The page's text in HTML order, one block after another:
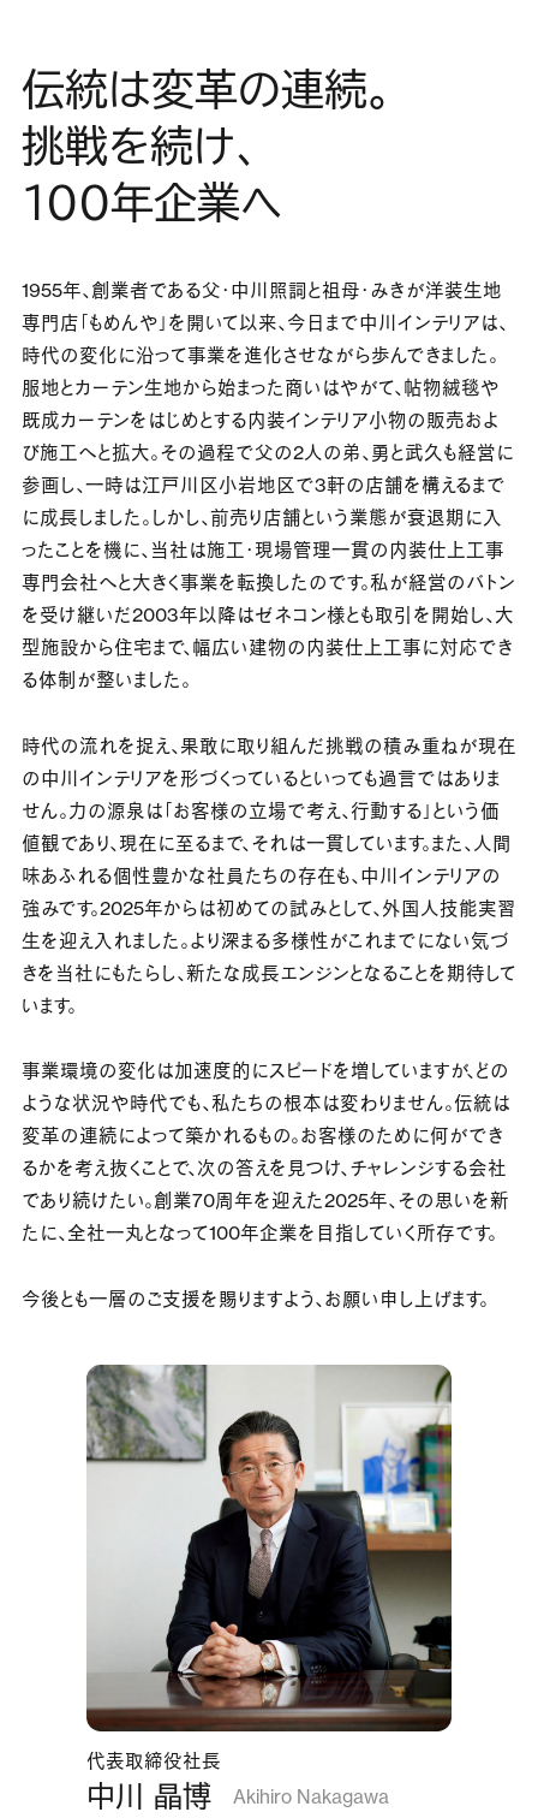
伝統は変革の連続。
挑戦を続け、
1 00年企業へ
1955年、創業者である父・中川照詞と祖母・みきが洋装生地
専門店「もめんや」を開いて以来、今日まで中川インテリアは、
時代の変化に沿って事業を進化させながら歩んできました。
服地とカーテン生地から始まった商いはやがて、帖物絨毯や
既成カーテンをはじめとする内装インテリア小物の販売およ
び施工へと拡大。その過程で父の2人の弟、勇と武久も経営に
参画し、一時は江戸川区小岩地区で3軒の店舗を構えるまで
に成長しました。しかし、前売り店舗という業態が衰退期に入
ったことを機に、当社は施工・現場管理一貫の内装仕上工事
専門会社へと大きく事業を転換したのです。私が経営のバトン
を受け継いだ2003年以降はゼネコン様とも取引を開始し、大
型施設から住宅まで、幅広い建物の内装仕上工事に対応でき
る体制が整いました。
時代の流れを捉え、果敢に取り組んだ挑戦の積み重ねが現在
の中川インテリアを形づくっているといっても過言ではありま
せん。力の源泉は「お客様の立場で考え、行動する」という価
値観であり、現在に至るまで、それは一貫しています。また、人間
味あふれる個性豊かな社員たちの存在も、中川インテリアの
強みです。2025年からは初めての試みとして、外国人技能実習
生を迎え入れました。より深まる多様性がこれまでにない気づ
きを当社にもたらし、新たな成長エンジンとなることを期待して
います。
事業環境の変化は加速度的にスピードを増していますが、どの
ような状況や時代でも、私たちの根本は変わりません。伝統は
変革の連続によって築かれるもの。お客様のために何ができ
るかを考え抜くことで、次の答えを見つけ、チャレンジする会社
であり続けたい。創業70周年を迎えた2025年、その思いを新
たに、全社一丸となって100年企業を目指していく所存です。
今後とも一層のご支援を賜りますよう、お願い申し上げます。
代表取締役社長
中川 晶博 Akihiro Nakagawa